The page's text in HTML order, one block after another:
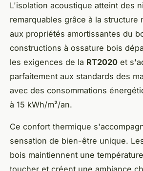
L'isolation acoustique atteint des
remarquables grâce à la structure
aux propriétés amortissantes du
constructions à ossature bois
les exigences de la RT2020 et
parfaitement aux standards des
avec des consommations
à 15 kWh/m²/an.
Ce confort thermique
sensation de bien-être unique.
bois maintiennent une